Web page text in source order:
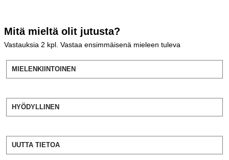
Mitä mieltä olit jutusta?
Vastauksia 2 kpl. Vastaa ensimmäisenä mieleen tuleva
MIELENKIINTOINEN
HYÖDYLLINEN
UUTTA TIETOA